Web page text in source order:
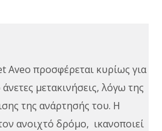
προσφέρεται κυρίως για
μετακινήσεις, λόγω της
της ανάρτησής του. Η
ανοιχτό δρόμο, ικανοποιεί